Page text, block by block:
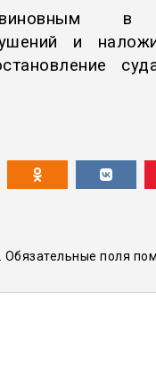
в
и
Обязательные поля